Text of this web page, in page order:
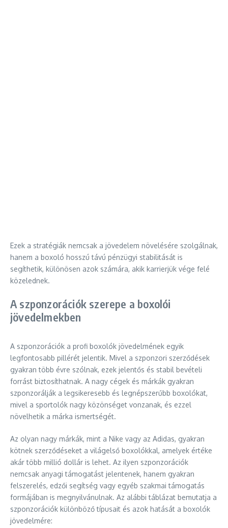
Ezek a stratégiák nemcsak a jövedelem növelésére szolgálnak,
hanem a boxoló hosszú távú pénzügyi stabilitását is
segíthetik, különösen azok számára, akik karrierjük vége felé
közelednek.
A szponzorációk szerepe a boxolói
jövedelmekben
A szponzorációk a profi boxolók jövedelmének egyik
legfontosabb pillérét jelentik. Mivel a szponzori szerződések
gyakran több évre szólnak, ezek jelentős és stabil bevételi
forrást biztosíthatnak. A nagy cégek és márkák gyakran
szponzorálják a legsikeresebb és legnépszerűbb boxolókat,
mivel a sportolók nagy közönséget vonzanak, és ezzel
növelhetik a márka ismertségét.
Az olyan nagy márkák, mint a Nike vagy az Adidas, gyakran
kötnek szerződéseket a világelső boxolókkal, amelyek értéke
akár több millió dollár is lehet. Az ilyen szponzorációk
nemcsak anyagi támogatást jelentenek, hanem gyakran
felszerelés, edzői segítség vagy egyéb szakmai támogatás
formájában is megnyilvánulnak. Az alábbi táblázat bemutatja a
szponzorációk különböző típusait és azok hatását a boxolók
jövedelmére: